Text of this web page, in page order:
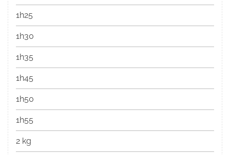
1h25
1h30
1h35
1h45
1h50
1h55
2 kg